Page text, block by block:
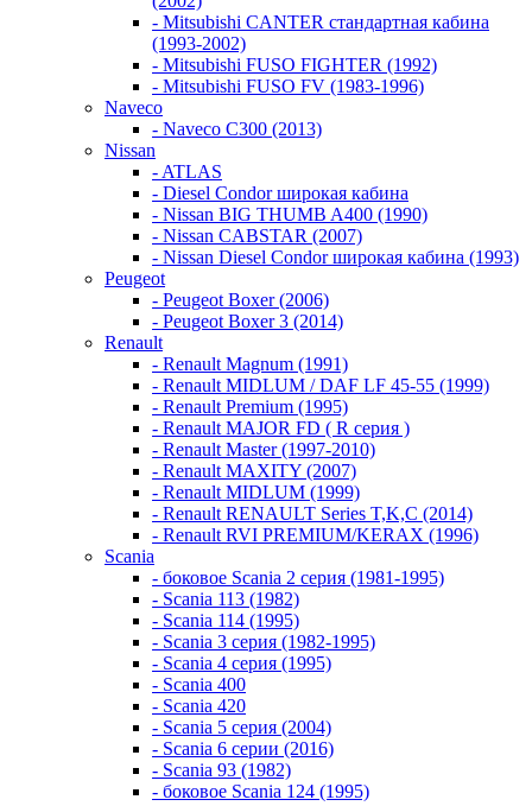
- Mitsubishi CANTER стандартная кабина
(1993-2002)
- Mitsubishi FUSO FIGHTER (1992)
- Mitsubishi FUSO FV (1983-1996)
Naveco
- Naveco C300 (2013)
Nissan
- ATLAS
- Diesel Condor широкая кабина
- Nissan BIG THUMB A400 (1990)
- Nissan CABSTAR (2007)
- Nissan Diesel Condor широкая кабина (1993)
Peugeot
- Peugeot Boxer (2006)
- Peugeot Boxer 3 (2014)
Renault
- Renault Magnum (1991)
- Renault MIDLUM / DAF LF 45-55 (1999)
- Renault Premium (1995)
- Renault MAJOR FD ( R серия )
- Renault Master (1997-2010)
- Renault MAXITY (2007)
- Renault MIDLUM (1999)
- Renault RENAULT Series T,K,C (2014)
- Renault RVI PREMIUM/KERAX (1996)
Scania
- боковое Scania 2 серия (1981-1995)
- Scania 113 (1982)
- Scania 114 (1995)
- Scania 3 серия (1982-1995)
- Scania 4 серия (1995)
- Scania 400
- Scania 420
- Scania 5 серия (2004)
- Scania 6 серии (2016)
- Scania 93 (1982)
- боковое Scania 124 (1995)